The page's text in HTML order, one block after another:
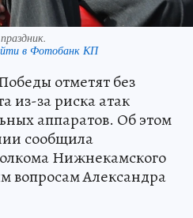
в Фотобанк КП
отметят без
из-за риска атак
аппаратов. Об этом
сообщила
Нижнекамского
вопросам Александра